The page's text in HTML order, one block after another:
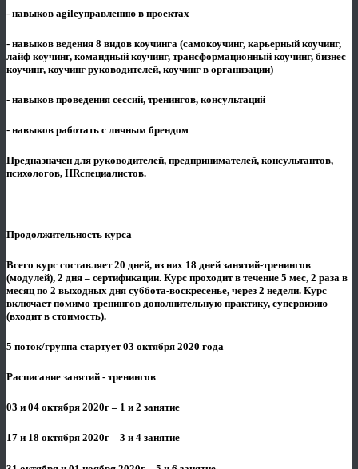
- навыков agileуправлению в проектах
- навыков ведения 8 видов коучинга (самокоучинг, карьерный коучинг,
лайф коучинг, командный коучинг, трансформационный коучинг, бизнес
коучинг, коучинг руководителей, коучинг в организации)
- навыков проведения сессий, тренингов, консультаций
- навыков работать с личным брендом
Предназначен для руководителей, предпринимателей, консультантов,
психологов, HRспециалистов.
Продолжительность курса
Всего курс составляет 20 дней, из них 18 дней занятий-тренингов
(модулей), 2 дня – сертификации. Курс проходит в течение 5 мес, 2 раза в
месяц по 2 выходных дня суббота-воскресенье, через 2 недели. Курс
включает помимо тренингов дополнительную практику, супервизию
(входит в стоимость).
5 поток/группа стартует 03 октября 2020 года
Расписание занятий - тренингов
03 и 04 октября 2020г – 1 и 2 занятие
17 и 18 октября 2020г – 3 и 4 занятие